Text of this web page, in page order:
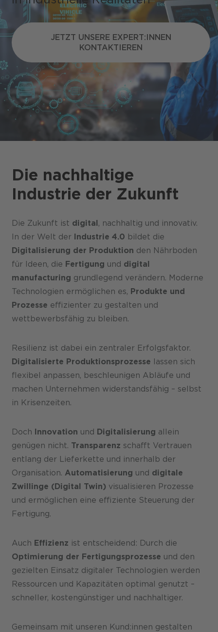
Shops / Marketplace / Portale
Unternehmen
Referenzen
Presse
Podcast
Nachhaltigkeit CANCOM SE
Karriere
JETZT UNSERE EXPERT:INNEN
KONTAKTIEREN
JETZT UNSERE EXPERT:INNEN
KONTAKTIEREN
Die nachhaltige
Industrie der Zukunft
Die Zukunft ist digital, nachhaltig und innovativ.
In der Welt der Industrie 4.0 bildet die
Digitalisierung der Produktion den Nährboden
für Ideen, die Fertigung und digital
manufacturing grundlegend verändern. Moderne
Technologien ermöglichen es, Produkte und
Prozesse effizienter zu gestalten und
wettbewerbsfähig zu bleiben.
Resilienz ist dabei ein zentraler Erfolgsfaktor.
Digitalisierte Produktionsprozesse lassen sich
flexibel anpassen, beschleunigen Abläufe und
machen Unternehmen widerstandsfähig – selbst
in Krisenzeiten.
Doch Innovation und Digitalisierung allein
genügen nicht. Transparenz schafft Vertrauen
entlang der Lieferkette und innerhalb der
Organisation. Automatisierung und digitale
Zwillinge (Digital Twin) visualisieren Prozesse
und ermöglichen eine effiziente Steuerung der
Fertigung.
Auch Effizienz ist entscheidend: Durch die
Optimierung der Fertigungsprozesse und den
gezielten Einsatz digitaler Technologien werden
Ressourcen und Kapazitäten optimal genutzt –
schneller, kostengünstiger und nachhaltiger.
Gemeinsam mit unseren Kund:innen gestalten